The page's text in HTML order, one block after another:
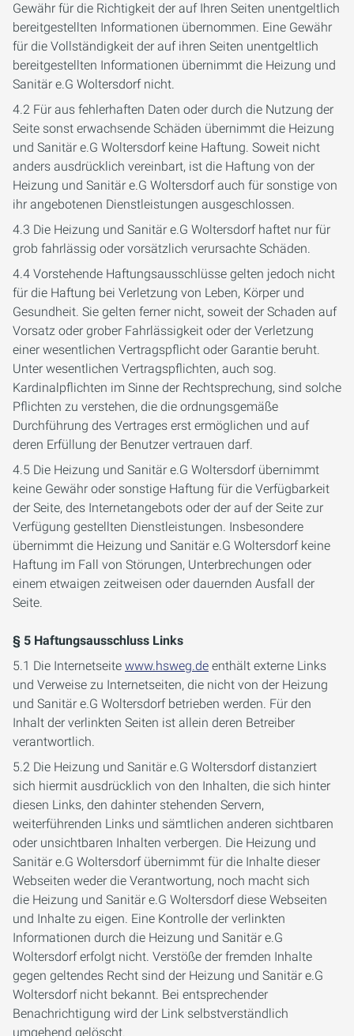
Gewähr für die Richtigkeit der auf Ihren Seiten unentgeltlich
bereitgestellten Informationen übernommen. Eine Gewähr
für die Vollständigkeit der auf ihren Seiten unentgeltlich
bereitgestellten Informationen übernimmt die Heizung und
Sanitär e.G Woltersdorf nicht.
4.2 Für aus fehlerhaften Daten oder durch die Nutzung der
Seite sonst erwachsende Schäden übernimmt die Heizung
und Sanitär e.G Woltersdorf keine Haftung. Soweit nicht
anders ausdrücklich vereinbart, ist die Haftung von der
Heizung und Sanitär e.G Woltersdorf auch für sonstige von
ihr angebotenen Dienstleistungen ausgeschlossen.
4.3 Die Heizung und Sanitär e.G Woltersdorf haftet nur für
grob fahrlässig oder vorsätzlich verursachte Schäden.
4.4 Vorstehende Haftungsausschlüsse gelten jedoch nicht
für die Haftung bei Verletzung von Leben, Körper und
Gesundheit. Sie gelten ferner nicht, soweit der Schaden auf
Vorsatz oder grober Fahrlässigkeit oder der Verletzung
einer wesentlichen Vertragspflicht oder Garantie beruht.
Unter wesentlichen Vertragspflichten, auch sog.
Kardinalpflichten im Sinne der Rechtsprechung, sind solche
Pflichten zu verstehen, die die ordnungsgemäße
Durchführung des Vertrages erst ermöglichen und auf
deren Erfüllung der Benutzer vertrauen darf.
4.5 Die Heizung und Sanitär e.G Woltersdorf übernimmt
keine Gewähr oder sonstige Haftung für die Verfügbarkeit
der Seite, des Internetangebots oder der auf der Seite zur
Verfügung gestellten Dienstleistungen. Insbesondere
übernimmt die Heizung und Sanitär e.G Woltersdorf keine
Haftung im Fall von Störungen, Unterbrechungen oder
einem etwaigen zeitweisen oder dauernden Ausfall der
Seite.
§ 5 Haftungsausschluss Links
5.1 Die Internetseite www.hsweg.de enthält externe Links
und Verweise zu Internetseiten, die nicht von der Heizung
und Sanitär e.G Woltersdorf betrieben werden. Für den
Inhalt der verlinkten Seiten ist allein deren Betreiber
verantwortlich.
5.2 Die Heizung und Sanitär e.G Woltersdorf distanziert
sich hiermit ausdrücklich von den Inhalten, die sich hinter
diesen Links, den dahinter stehenden Servern,
weiterführenden Links und sämtlichen anderen sichtbaren
oder unsichtbaren Inhalten verbergen. Die Heizung und
Sanitär e.G Woltersdorf übernimmt für die Inhalte dieser
Webseiten weder die Verantwortung, noch macht sich
die Heizung und Sanitär e.G Woltersdorf diese Webseiten
und Inhalte zu eigen. Eine Kontrolle der verlinkten
Informationen durch die Heizung und Sanitär e.G
Woltersdorf erfolgt nicht. Verstöße der fremden Inhalte
gegen geltendes Recht sind der Heizung und Sanitär e.G
Woltersdorf nicht bekannt. Bei entsprechender
Benachrichtigung wird der Link selbstverständlich
umgehend gelöscht.